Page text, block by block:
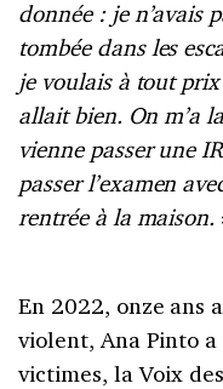
donnée : je n’avais
tombée dans les
je voulais à tout
allait bien. On m’a
vienne passer une
passer l’examen
rentrée à la maison.
En 2022, onze ans
violent, Ana Pinto
victimes, la Voix